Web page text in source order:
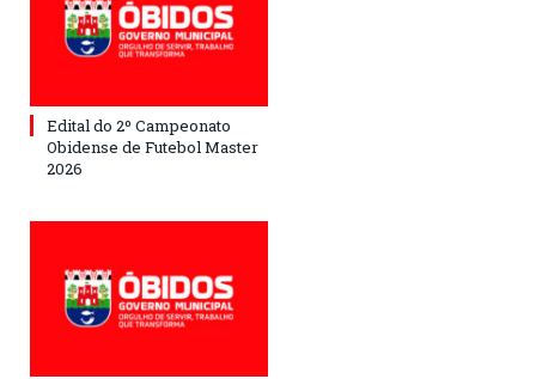
Edital do 2º Campeonato
Obidense de Futebol Master
2026